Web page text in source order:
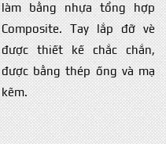
làm bằng nhựa tổng hợp
Composite. Tay lắp đỡ vè
được thiết kế chắc chắn,
được bằng thép ống và mạ
kẽm.